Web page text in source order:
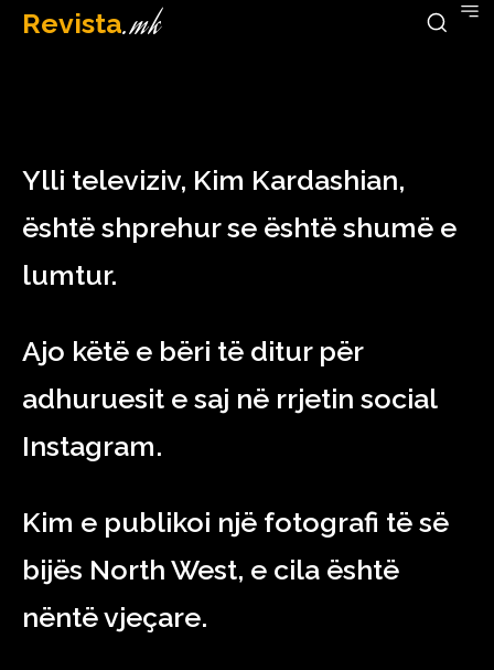
Revista.mk
April 26, 2023
Ylli televiziv, Kim Kardashian,
është shprehur se është shumë e
lumtur.
Ajo këtë e bëri të ditur për
adhuruesit e saj në rrjetin social
Instagram.
Kim e publikoi një fotografi të së
bijës North West, e cila është
nëntë vjeçare.